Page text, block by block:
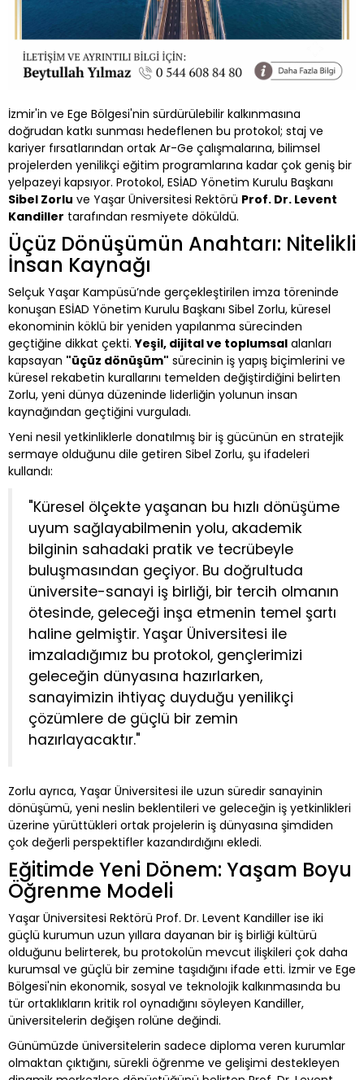
İzmir'in ve Ege Bölgesi'nin sürdürülebilir kalkınmasına
doğrudan katkı sunması hedeflenen bu protokol; staj ve
kariyer fırsatlarından ortak Ar-Ge çalışmalarına, bilimsel
projelerden yenilikçi eğitim programlarına kadar çok geniş bir
yelpazeyi kapsıyor. Protokol, ESİAD Yönetim Kurulu Başkanı
Sibel Zorlu ve Yaşar Üniversitesi Rektörü Prof. Dr. Levent
Kandiller tarafından resmiyete döküldü.
Üçüz Dönüşümün Anahtarı: Nitelikli
İnsan Kaynağı
Selçuk Yaşar Kampüsü’nde gerçekleştirilen imza töreninde
konuşan ESİAD Yönetim Kurulu Başkanı Sibel Zorlu, küresel
ekonominin köklü bir yeniden yapılanma sürecinden
geçtiğine dikkat çekti.Yeşil, dijital ve toplumsal alanları
kapsayan "üçüz dönüşüm" sürecinin iş yapış biçimlerini ve
küresel rekabetin kurallarını temelden değiştirdiğini belirten
Zorlu, yeni dünya düzeninde liderliğin yolunun insan
kaynağından geçtiğini vurguladı.
Yeni nesil yetkinliklerle donatılmış bir iş gücünün en stratejik
sermaye olduğunu dile getiren Sibel Zorlu, şu ifadeleri
kullandı:
"Küresel ölçekte yaşanan bu hızlı dönüşüme
uyum sağlayabilmenin yolu, akademik
bilginin sahadaki pratik ve tecrübeyle
buluşmasından geçiyor. Bu doğrultuda
üniversite-sanayi iş birliği, bir tercih olmanın
ötesinde, geleceği inşa etmenin temel şartı
haline gelmiştir. Yaşar Üniversitesi ile
imzaladığımız bu protokol, gençlerimizi
geleceğin dünyasına hazırlarken,
sanayimizin ihtiyaç duyduğu yenilikçi
çözümlere de güçlü bir zemin
hazırlayacaktır."
Zorlu ayrıca, Yaşar Üniversitesi ile uzun süredir sanayinin
dönüşümü, yeni neslin beklentileri ve geleceğin iş yetkinlikleri
üzerine yürüttükleri ortak projelerin iş dünyasına şimdiden
çok değerli perspektifler kazandırdığını ekledi.
Eğitimde Yeni Dönem: Yaşam Boyu
Öğrenme Modeli
Yaşar Üniversitesi Rektörü Prof. Dr. Levent Kandiller ise iki
güçlü kurumun uzun yıllara dayanan bir iş birliği kültürü
olduğunu belirterek, bu protokolün mevcut ilişkileri çok daha
kurumsal ve güçlü bir zemine taşıdığını ifade etti. İzmir ve Ege
Bölgesi'nin ekonomik, sosyal ve teknolojik kalkınmasında bu
tür ortaklıkların kritik rol oynadığını söyleyen Kandiller,
üniversitelerin değişen rolüne değindi.
Günümüzde üniversitelerin sadece diploma veren kurumlar
olmaktan çıktığını, sürekli öğrenme ve gelişimi destekleyen